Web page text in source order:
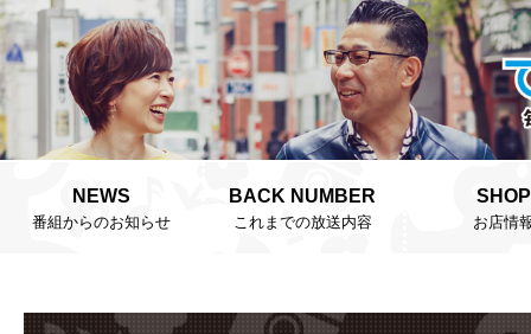
NEWS
番組からのお知らせ
BACK NUMBER
これまでの放送内容
SHOP
お店情